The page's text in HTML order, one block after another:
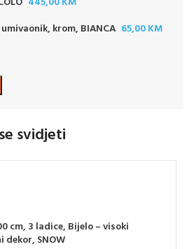
umivaonik, krom, BIANCA 65,00KM
svidjeti
cm, 3 ladice, Bijelo – visoki
SNOW